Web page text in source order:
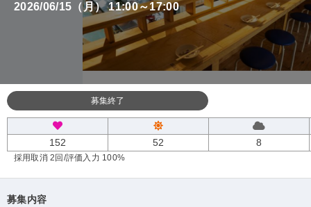
2026/06/15（月） 11:00～17:00
募集終了
152 52 8
採用取消 2回 /評価入力 100%
募集内容